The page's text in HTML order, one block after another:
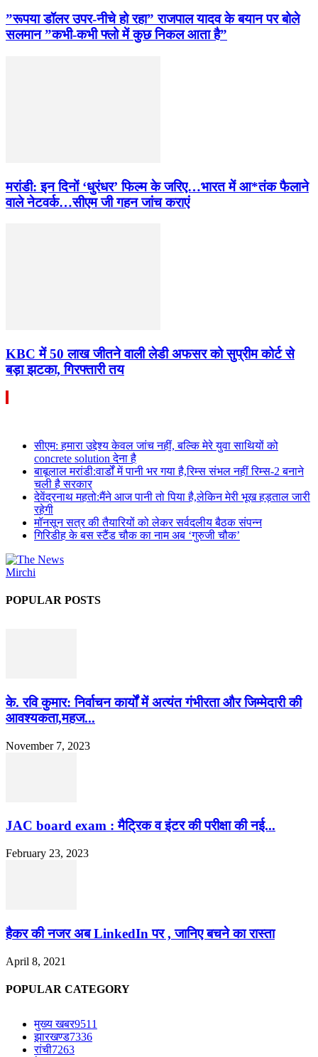
”रूपया डॉलर उपर-नीचे हो रहा” राजपाल यादव के बयान पर बोले
सलमान ”कभी-कभी फ्लो में कुछ निकल आता है”
मरांडी: इन दिनों ‘धुरंधर’ फिल्म के जरिए…भारत में आ*तंक फैलाने
वाले नेटवर्क…सीएम जी गहन जांच कराएं
KBC में 50 लाख जीतने वाली लेडी अफसर को सुप्रीम कोर्ट से
बड़ा झटका, गिरफ्तारी तय
सीएम: हमारा उद्देश्य केवल जांच नहीं, बल्कि मेरे युवा साथियों को
concrete solution देना है
बाबूलाल मरांडी:वार्डों में पानी भर गया है,रिम्स संभल नहीं रिम्स-2 बनाने
चली है सरकार
देवेंद्रनाथ महतो:मैंने आज पानी तो पिया है,लेकिन मेरी भूख हड़ताल जारी
रहेगी
मॉनसून सत्र की तैयारियों को लेकर सर्वदलीय बैठक संपन्न
गिरिडीह के बस स्टैंड चौक का नाम अब ‘गुरुजी चौक’
POPULAR POSTS
के. रवि कुमार: निर्वाचन कार्यों में अत्यंत गंभीरता और जिम्मेदारी की
आवश्यकता,महज...
November 7, 2023
JAC board exam : मैट्रिक व इंटर की परीक्षा की नई...
February 23, 2023
हैकर की नजर अब LinkedIn पर , जानिए बचने का रास्ता
April 8, 2021
POPULAR CATEGORY
मुख्य खबर9511
झारखण्ड7336
रांची7263